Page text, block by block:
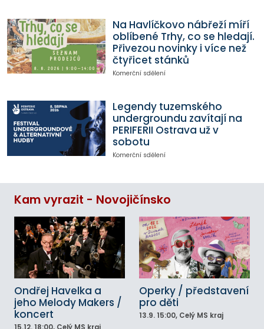
Na Havlíčkovo nábřeží míří
oblíbené Trhy, co se hledají.
Přivezou novinky i více než
čtyřicet stánků
Komerční sdělení
Legendy tuzemského
undergroundu zavítají na
PERIFERII Ostrava už v
sobotu
Komerční sdělení
Kam vyrazit - Novojičínsko
Ondřej Havelka a
jeho Melody Makers /
koncert
Operky / představení
pro děti
13.9. 15:00, Celý MS kraj